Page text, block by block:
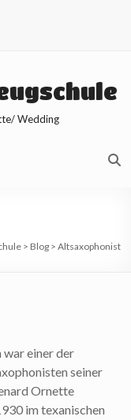
Wedding
> Blog> Altsaxophonist
einer der
seiner
Ornette
im texanischen